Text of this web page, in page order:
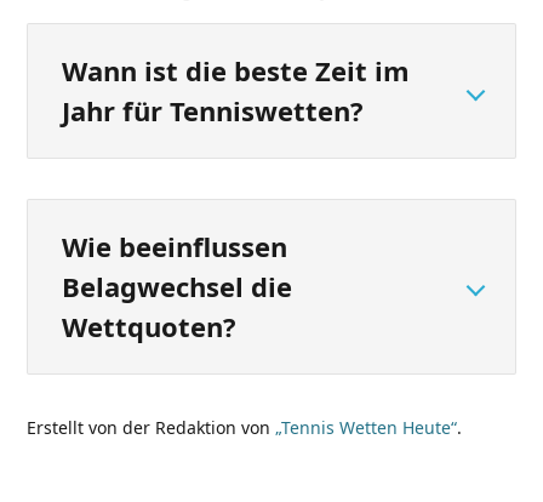
Wann ist die beste Zeit im
Jahr für Tenniswetten?
Wie beeinflussen
Belagwechsel die
Wettquoten?
Erstellt von der Redaktion von „Tennis Wetten Heute“.